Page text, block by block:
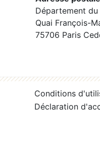
Département
Quai François-
75706 Paris
Conditions
Déclaration